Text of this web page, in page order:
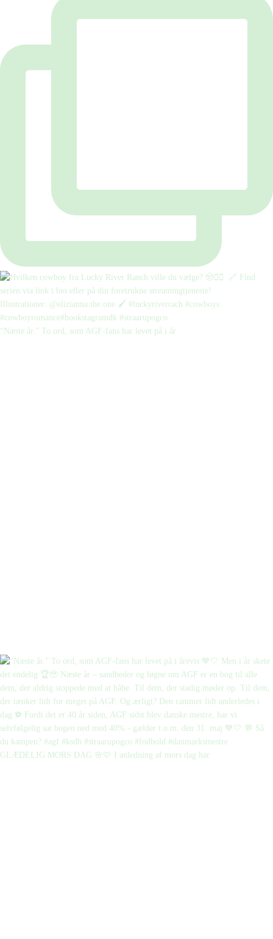
“Næste år.” To ord, som AGF-fans har levet på i år
GLÆDELIG MORS DAG 🌸🩷 I anledning af mors dag har